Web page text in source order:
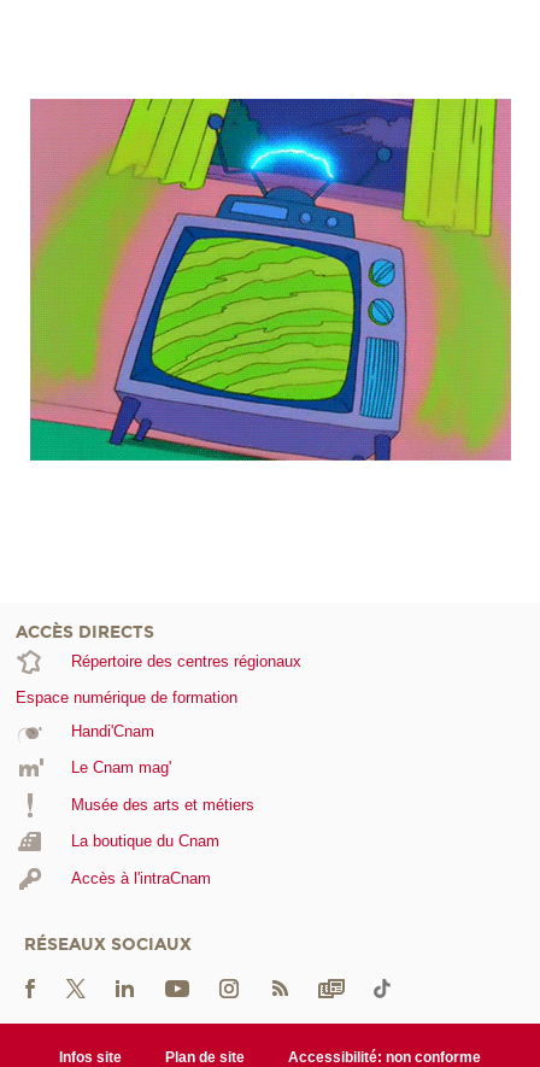
ACCÈS DIRECTS
Répertoire des centres régionaux
Espace numérique de formation
Handi'Cnam
Le Cnam mag'
Musée des arts et métiers
La boutique du Cnam
Accès à l'intraCnam
RÉSEAUX SOCIAUX
Infos site Plan de site Accessibilité: non conforme